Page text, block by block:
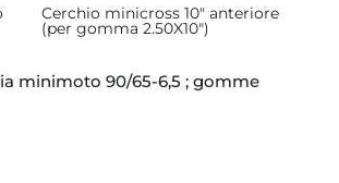
Cerchio minicross 10" anteriore
(per gomma 2.50X10")
minimoto 90/65-6,5 ; gomme